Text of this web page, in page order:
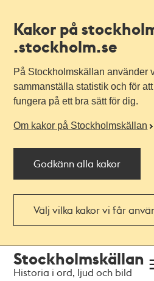
Kakor på
.stockholm.se
På Stockholmskällan använder
sammanställa statistik och för
fungera på ett bra sätt för dig.
Om kakor på Stockholmskällan
Godkänn alla kakor
Välj vilka kakor vi får
navigationen
huvudinnehållet
Stockholmskällan
Historia i ord, ljud och bild